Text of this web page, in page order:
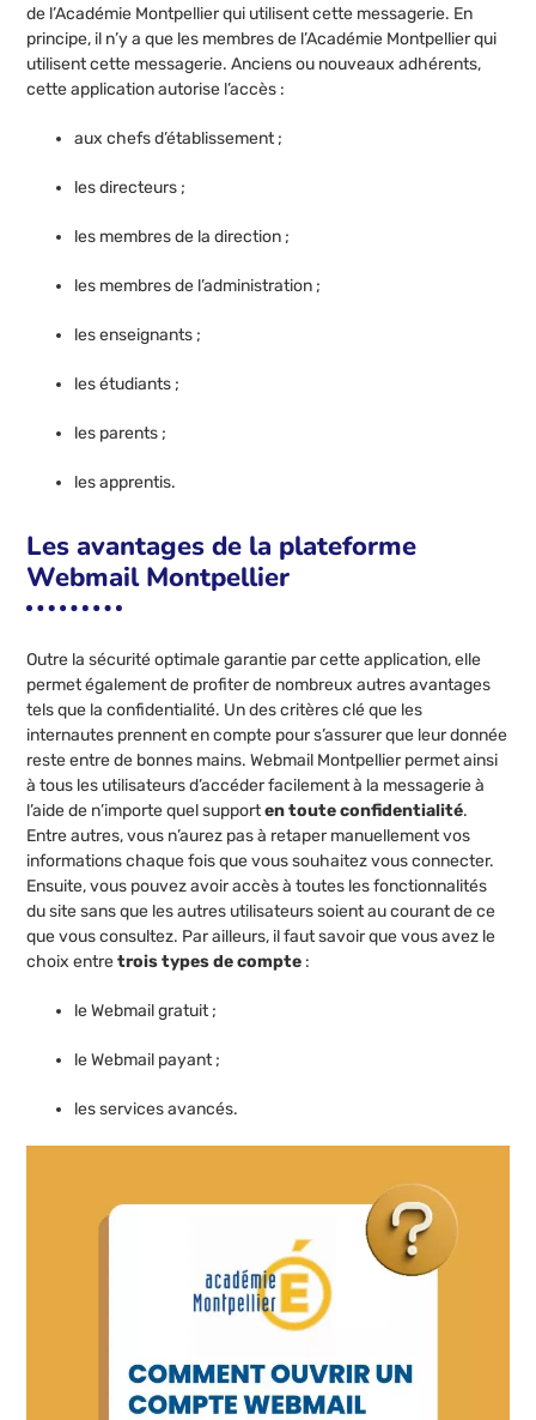
de l’Académie Montpellier qui utilisent cette messagerie. En
principe, il n’y a que les membres de l’Académie Montpellier qui
utilisent cette messagerie. Anciens ou nouveaux adhérents,
cette application autorise l’accès :
aux chefs d’établissement ;
les directeurs ;
les membres de la direction ;
les membres de l’administration ;
les enseignants ;
les étudiants ;
les parents ;
les apprentis.
Les avantages de la plateforme
Webmail Montpellier
Outre la sécurité optimale garantie par cette application, elle
permet également de profiter de nombreux autres avantages
tels que la confidentialité. Un des critères clé que les
internautes prennent en compte pour s’assurer que leur donnée
reste entre de bonnes mains. Webmail Montpellier permet ainsi
à tous les utilisateurs d’accéder facilement à la messagerie à
l’aide de n’importe quel supporten toute confidentialité.
Entre autres, vous n’aurez pas à retaper manuellement vos
informations chaque fois que vous souhaitez vous connecter.
Ensuite, vous pouvez avoir accès à toutes les fonctionnalités
du site sans que les autres utilisateurs soient au courant de ce
que vous consultez. Par ailleurs, il faut savoir que vous avez le
choix entretrois types de compte :
le Webmail gratuit ;
le Webmail payant ;
les services avancés.